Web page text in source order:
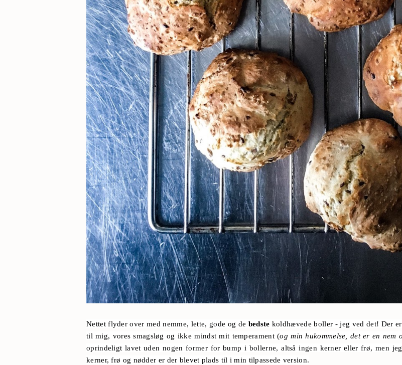
Nettet flyder over med nemme, lette, gode og de bedste koldhævede boller - jeg ved det! Der
til mig, vores smagsløg og ikke mindst mit temperament (og min hukommelse, det er en nem
oprindeligt lavet uden nogen former for bump i bollerne, altså ingen kerner eller frø, men
kerner, frø og nødder er der blevet plads til i min tilpassede version.